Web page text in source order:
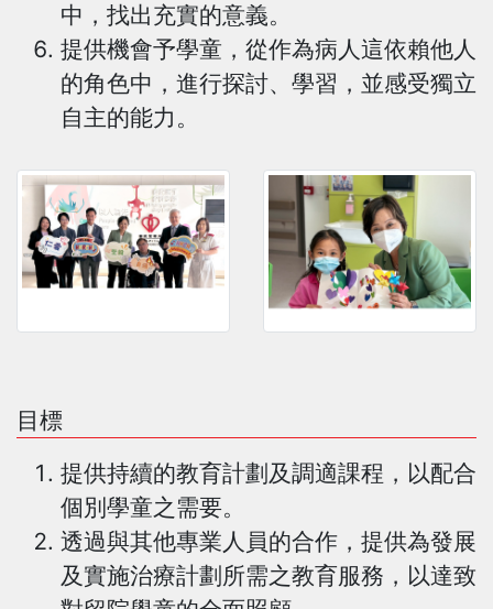
中，找出充實的意義。
提供機會予學童，從作為病人這依賴他人
的角色中，進行探討、學習，並感受獨立
自主的能力。
目標
提供持續的教育計劃及調適課程，以配合
個別學童之需要。
透過與其他專業人員的合作，提供為發展
及實施治療計劃所需之教育服務，以達致